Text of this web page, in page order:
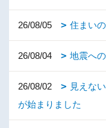
26/08/05 住まい
26/08/04 地震への
26/08/02
見えな
が始まりました